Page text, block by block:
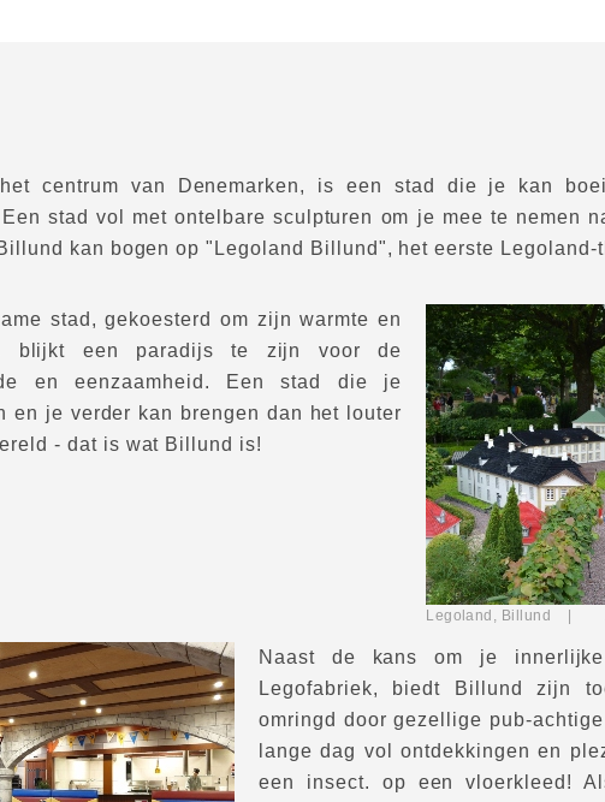
centrum van Denemarken, is een stad die je kan
stad vol met ontelbare sculpturen om je mee te nemen
kan bogen op "Legoland Billund", het eerste Legoland-
Legoland, Billund |
stad, gekoesterd om zijn warmte en
blijkt een paradijs te zijn voor de
en eenzaamheid. Een stad die je
en je verder kan brengen dan het louter
- dat is wat Billund is!
Naast de kans om je
Legofabriek, biedt Billund zijn
omringd door gezellige pub-
lange dag vol ontdekkingen en
een insect. op een vloerkleed!